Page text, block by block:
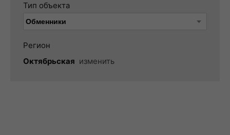
Тип объекта
Регион
Октябрьская изменить